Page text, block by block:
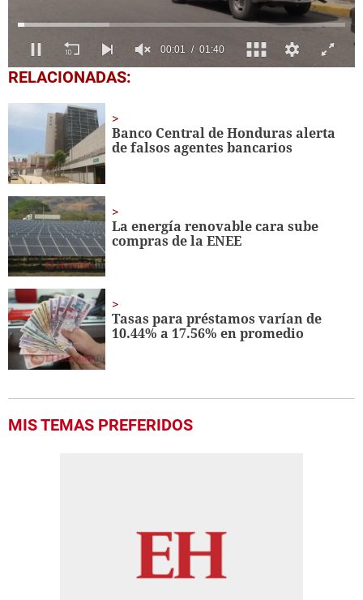
0
seconds
minute,
seconds
RELACIONADAS:
Banco Central de Honduras alerta
de falsos agentes bancarios
La energía renovable cara sube
compras de la ENEE
Tasas para préstamos varían de
10.44% a 17.56% en promedio
MIS TEMAS PREFERIDOS